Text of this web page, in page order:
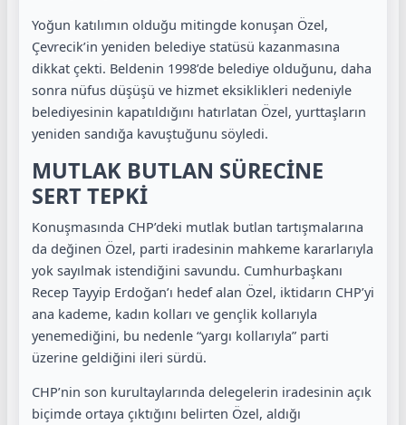
Yoğun katılımın olduğu mitingde konuşan Özel,
Çevrecik’in yeniden belediye statüsü kazanmasına
dikkat çekti. Beldenin 1998’de belediye olduğunu, daha
sonra nüfus düşüşü ve hizmet eksiklikleri nedeniyle
belediyesinin kapatıldığını hatırlatan Özel, yurttaşların
yeniden sandığa kavuştuğunu söyledi.
MUTLAK BUTLAN SÜRECİNE
SERT TEPKİ
Konuşmasında CHP’deki mutlak butlan tartışmalarına
da değinen Özel, parti iradesinin mahkeme kararlarıyla
yok sayılmak istendiğini savundu. Cumhurbaşkanı
Recep Tayyip Erdoğan’ı hedef alan Özel, iktidarın CHP’yi
ana kademe, kadın kolları ve gençlik kollarıyla
yenemediğini, bu nedenle “yargı kollarıyla” parti
üzerine geldiğini ileri sürdü.
CHP’nin son kurultaylarında delegelerin iradesinin açık
biçimde ortaya çıktığını belirten Özel, aldığı